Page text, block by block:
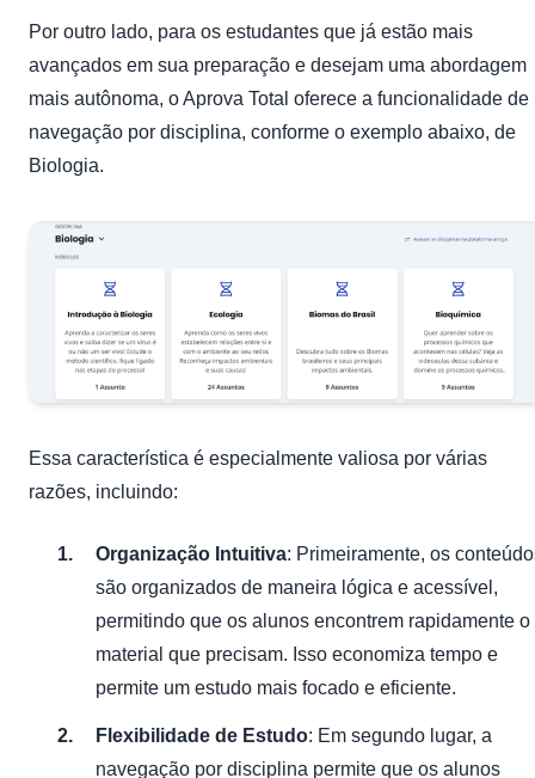
Por outro lado, para os estudantes que já estão mais
avançados em sua preparação e desejam uma abordagem
mais autônoma, o Aprova Total oferece a funcionalidade de
navegação por disciplina, conforme o exemplo abaixo, de
Biologia.
Essa característica é especialmente valiosa por várias
razões, incluindo:
Organização Intuitiva: Primeiramente, os
são organizados de maneira lógica e acessível,
permitindo que os alunos encontrem rapidamente o
material que precisam. Isso economiza tempo e
permite um estudo mais focado e eficiente.
Flexibilidade de Estudo: Em segundo lugar, a
navegação por disciplina permite que os alunos